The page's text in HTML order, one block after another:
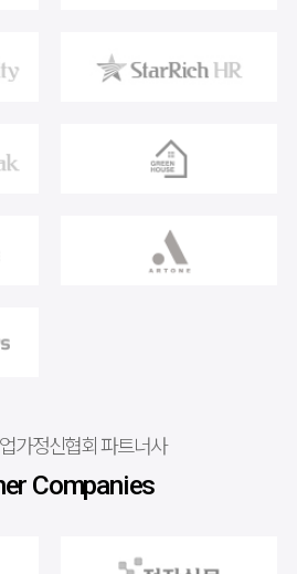
가정신협회 파트너사
Companies